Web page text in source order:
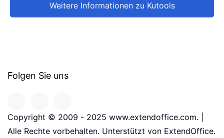
Weitere Informationen zu Kutools
Folgen Sie uns
Copyright © 2009 - 2025 www.extendoffice.com. |
Alle Rechte vorbehalten. Unterstützt von ExtendOffice.